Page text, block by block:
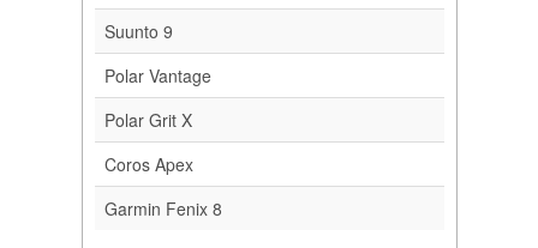
Suunto 9
Polar Vantage
Polar Grit X
Coros Apex
Garmin Fenix 8